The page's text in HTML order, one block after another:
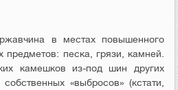
в местах повышенного
предметов: песка, грязи, камней.
камешков из-под шин других
«выбросов» (кстати,